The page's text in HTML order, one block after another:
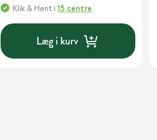
Klik & Hent i15 centre
Læg i kurv